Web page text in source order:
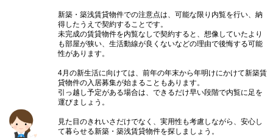
新築・築浅賃貸物件での注意点は、可能な限り内覧を行い、納
得したうえで契約することです。
未完成の賃貸物件を内覧なしで契約すると、想像していたより
も部屋が狭い、生活動線が良くないなどの理由で後悔する可能
性があります。
4月の新生活に向けては、前年の年末から年明けにかけて新築賃
貸物件の入居募集が始まることもあります。
引っ越し予定がある場合は、できるだけ早い段階で内覧に足を
運びましょう。
見た目のきれいさだけでなく、実用性も考慮しながら、安心し
て暮らせる新築・築浅賃貸物件を探しましょう。